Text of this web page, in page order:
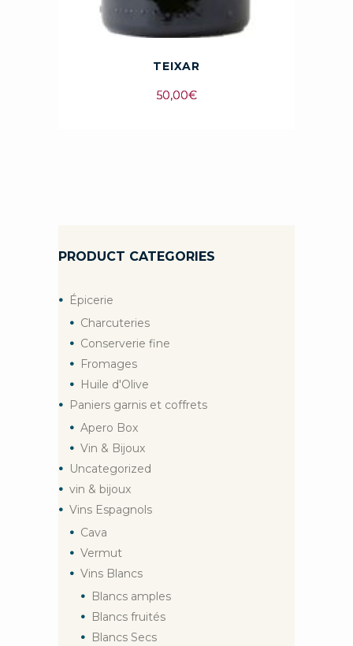
TEIXAR
50,00€
PRODUCT CATEGORIES
Épicerie
Charcuteries
Conserverie fine
Fromages
Huile d'Olive
Paniers garnis et coffrets
Apero Box
Vin & Bijoux
Uncategorized
vin & bijoux
Vins Espagnols
Cava
Vermut
Vins Blancs
Blancs amples
Blancs fruités
Blancs Secs